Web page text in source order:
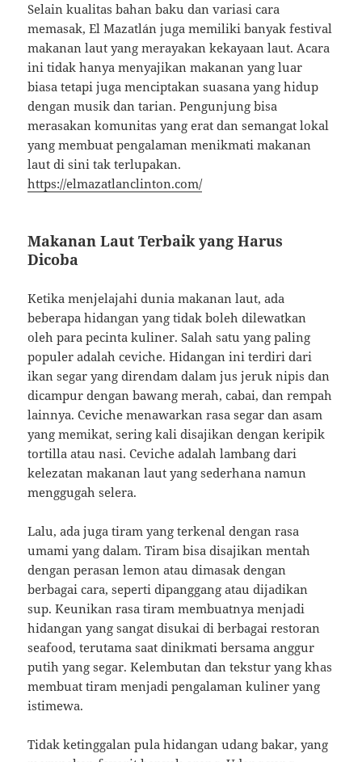
Selain kualitas bahan baku dan variasi cara
memasak, El Mazatlán juga memiliki banyak festival
makanan laut yang merayakan kekayaan laut. Acara
ini tidak hanya menyajikan makanan yang luar
biasa tetapi juga menciptakan suasana yang hidup
dengan musik dan tarian. Pengunjung bisa
merasakan komunitas yang erat dan semangat lokal
yang membuat pengalaman menikmati makanan
laut di sini tak terlupakan.
https://elmazatlanclinton.com/
Makanan Laut Terbaik yang Harus
Dicoba
Ketika menjelajahi dunia makanan laut, ada
beberapa hidangan yang tidak boleh dilewatkan
oleh para pecinta kuliner. Salah satu yang paling
populer adalah ceviche. Hidangan ini terdiri dari
ikan segar yang direndam dalam jus jeruk nipis dan
dicampur dengan bawang merah, cabai, dan rempah
lainnya. Ceviche menawarkan rasa segar dan asam
yang memikat, sering kali disajikan dengan keripik
tortilla atau nasi. Ceviche adalah lambang dari
kelezatan makanan laut yang sederhana namun
menggugah selera.
Lalu, ada juga tiram yang terkenal dengan rasa
umami yang dalam. Tiram bisa disajikan mentah
dengan perasan lemon atau dimasak dengan
berbagai cara, seperti dipanggang atau dijadikan
sup. Keunikan rasa tiram membuatnya menjadi
hidangan yang sangat disukai di berbagai restoran
seafood, terutama saat dinikmati bersama anggur
putih yang segar. Kelembutan dan tekstur yang khas
membuat tiram menjadi pengalaman kuliner yang
istimewa.
Tidak ketinggalan pula hidangan udang bakar, yang